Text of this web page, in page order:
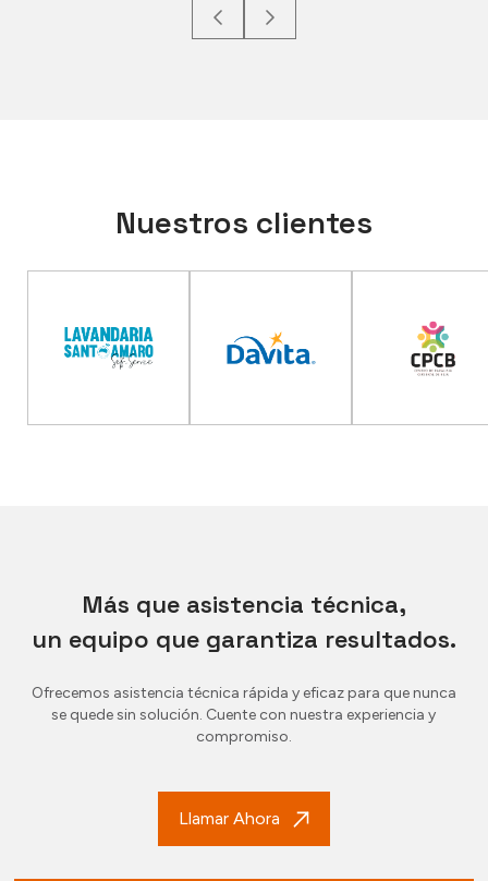
Nuestros clientes
Más que asistencia técnica,
un equipo que garantiza resultados.
Ofrecemos asistencia técnica rápida y eficaz para que nunca
se quede sin solución. Cuente con nuestra experiencia y
compromiso.
Llamar Ahora